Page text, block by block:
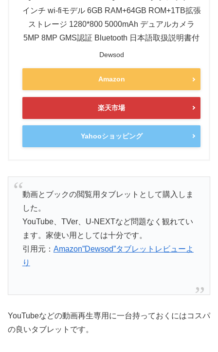
インチ wi-fiモデル 6GB RAM+64GB ROM+1TB拡張
ストレージ 1280*800 5000mAh デュアルカメラ
5MP 8MP GMS認証 Bluetooth 日本語取扱説明書付
Dewsod
Amazon
楽天市場
Yahooショッピング
動画とブックの閲覧用タブレットとして購入しま
した。
YouTube、TVer、U-NEXTなど問題なく観れてい
ます。家使い用としては十分です。
引用元： Amazon”Dewsod”タブレットレビューよ
り
YouTubeなどの動画再生専用に一台持っておくにはコスパ
の良いタブレットです。